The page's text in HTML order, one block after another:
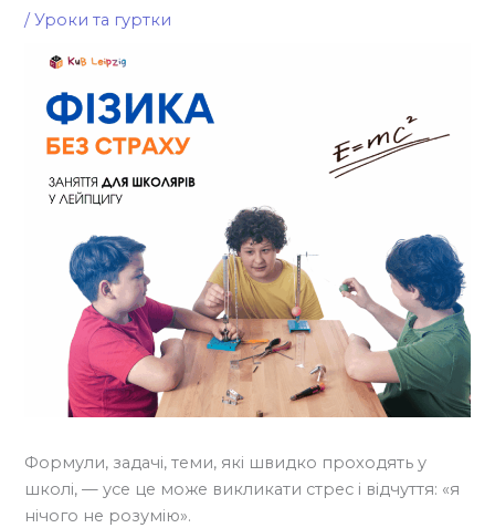
/Уроки та гуртки
Формули, задачі, теми, які швидко проходять у
школі, — усе це може викликати стрес і відчуття: «я
нічого не розумію».